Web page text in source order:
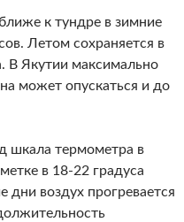
к тундре в зимние
Летом сохраняется в
В Якутии максимально
может опускаться и до
шкала термометра в
в 18-22 градуса
дни воздух прогревается